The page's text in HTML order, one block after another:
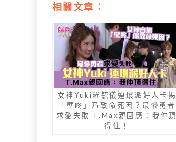
相關文章：
女神Yuki羅毓儀連環派好人卡揭
「壁咚」乃致命死因？最慘勇者
求愛失敗 T.Max親回應：我仲頂
得住！